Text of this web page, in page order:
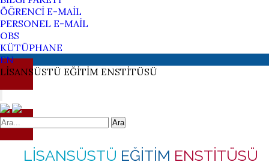
ÖĞRENCİ E-MAİL
PERSONEL E-MAİL
OBS
KÜTÜPHANE
EN
LİSANSÜSTÜ EĞİTİM ENSTİTÜSÜ
Ara
LİSANSÜSTÜ EĞİTİM ENSTİTÜSÜ